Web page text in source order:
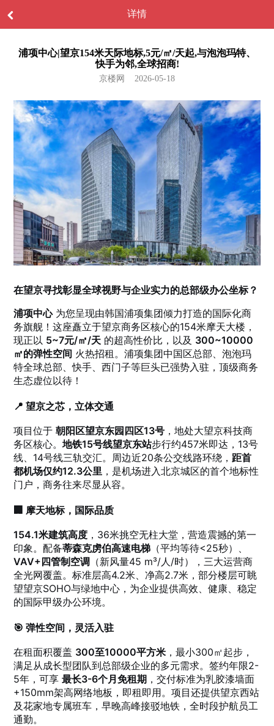
详情
浦项中心|望京154米天际地标,5元/㎡/天起,与泡泡玛特、
快手为邻,全球招商!
京楼网 2026-05-18
在望京寻找彰显全球视野与企业实力的总部级办公坐标？
浦项中心为您呈现由韩国浦项集团倾力打造的国际化商
务旗舰！这座矗立于望京商务区核心的154米摩天大楼，
现正以 5~7元/㎡/天 的超高性价比，以及 300~10000
㎡的弹性空间 火热招租。浦项集团中国区总部、泡泡玛
特全球总部、快手、西门子等巨头已强势入驻，顶级商务
生态虚位以待！
📍 望京之芯，立体交通
项目位于朝阳区望京东园四区13号 ，地处大望京科技商
务区核心。地铁15号线望京东站步行约457米即达，13号
线、14号线三轨交汇。周边近20条公交线路环绕， 距首
都机场仅约12.3公里 ，是机场进入北京城区的首个地标性
门户，商务往来尽显从容。
🏢 摩天地标，国际品质
154.1米建筑高度 ，36米挑空无柱大堂，营造震撼的第一
印象。配备蒂森克虏伯高速电梯 （平均等待<25秒）、
VAV+四管制空调 （新风量45 m³/人/时），三大运营商
全光网覆盖。标准层高4.2米、净高2.7米，部分楼层可眺
望望京SOHO与绿地中心，为企业提供高效、健康、稳定
的国际甲级办公环境。
🎯 弹性空间，灵活入驻
在租面积覆盖 300至10000平方米 ，最小300㎡起步，
满足从成长型团队到总部级企业的多元需求。签约年限2-
5年，可享最长3-6个月免租期 ，交付标准为乳胶漆墙面
+150mm架高网络地板，即租即用。项目还提供望京西站
及花家地专属班车，早晚高峰接驳地铁，全时段护航员工
通勤。